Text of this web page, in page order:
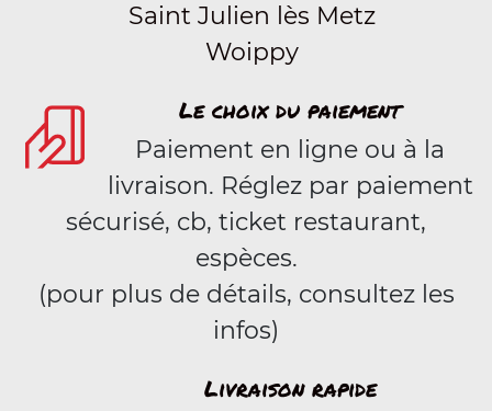
Saint Julien lès Metz
Woippy
Le choix du paiement
Paiement en ligne ou à la
livraison. Réglez par paiement
sécurisé, cb, ticket restaurant,
espèces.
(pour plus de détails, consultez les
infos)
Livraison rapide